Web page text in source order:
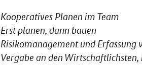
Kooperatives Planen im Team
Erst planen, dann bauen
Risikomanagement und Erfassung
Vergabe an den